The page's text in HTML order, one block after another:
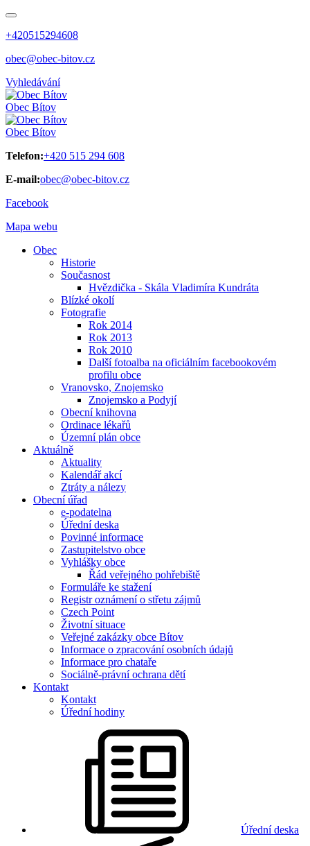
+420515294608
obec@obec-bitov.cz
Vyhledávání
Obec Bítov
Obec Bítov
Telefon:+420 515 294 608
E-mail:obec@obec-bitov.cz
Facebook
Mapa webu
Obec
Historie
Současnost
Hvězdička - Skála Vladimíra Kundráta
Blízké okolí
Fotografie
Rok 2014
Rok 2013
Rok 2010
Další fotoalba na oficiálním facebookovém
profilu obce
Vranovsko, Znojemsko
Znojemsko a Podyjí
Obecní knihovna
Ordinace lékařů
Územní plán obce
Aktuálně
Aktuality
Kalendář akcí
Ztráty a nálezy
Obecní úřad
e-podatelna
Úřední deska
Povinné informace
Zastupitelstvo obce
Vyhlášky obce
Řád veřejného pohřebiště
Formuláře ke stažení
Registr oznámení o střetu zájmů
Czech Point
Životní situace
Veřejné zakázky obce Bítov
Informace o zpracování osobních údajů
Informace pro chataře
Sociálně-právní ochrana dětí
Kontakt
Kontakt
Úřední hodiny
Úřední deska